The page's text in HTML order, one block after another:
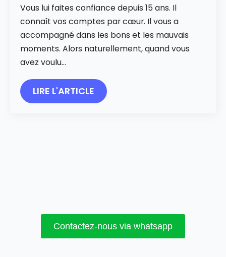
Vous lui faites confiance depuis 15 ans. Il
connaît vos comptes par cœur. Il vous a
accompagné dans les bons et les mauvais
moments. Alors naturellement, quand vous
avez voulu…
LIRE L'ARTICLE
Contactez-nous via whatsapp